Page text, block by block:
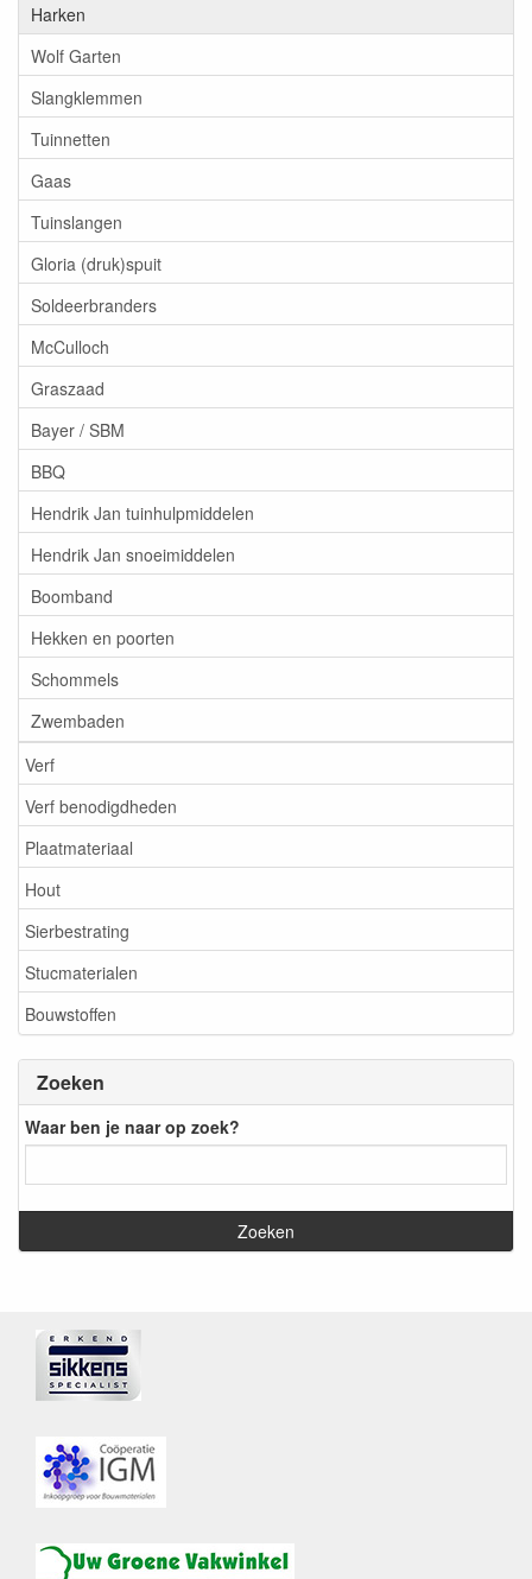
Harken
Wolf Garten
Slangklemmen
Tuinnetten
Gaas
Tuinslangen
Gloria (druk)spuit
Soldeerbranders
McCulloch
Graszaad
Bayer / SBM
BBQ
Hendrik Jan tuinhulpmiddelen
Hendrik Jan snoeimiddelen
Boomband
Hekken en poorten
Schommels
Zwembaden
Verf
Verf benodigdheden
Plaatmateriaal
Hout
Sierbestrating
Stucmaterialen
Bouwstoffen
Zoeken
Waar ben je naar op zoek?